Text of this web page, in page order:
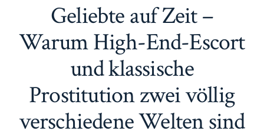
Geliebte auf Zeit –
Warum High-End-Escort
und klassische
Prostitution zwei völlig
verschiedene Welten sind